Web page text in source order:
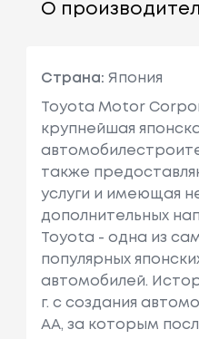
О
Страна: Япония
Toyota Motor
крупнейшая
также
услуги и имеющая
дополнительных
Toyota - одна из
популярных
автомобилей.
г. с создания
AA, за которым